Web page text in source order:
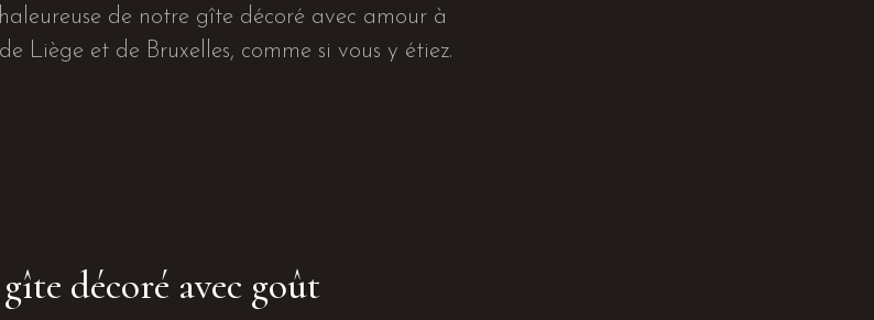
de notre gîte décoré avec amour à
Liège et de Bruxelles, comme si vous y étiez.
décoré avec goût